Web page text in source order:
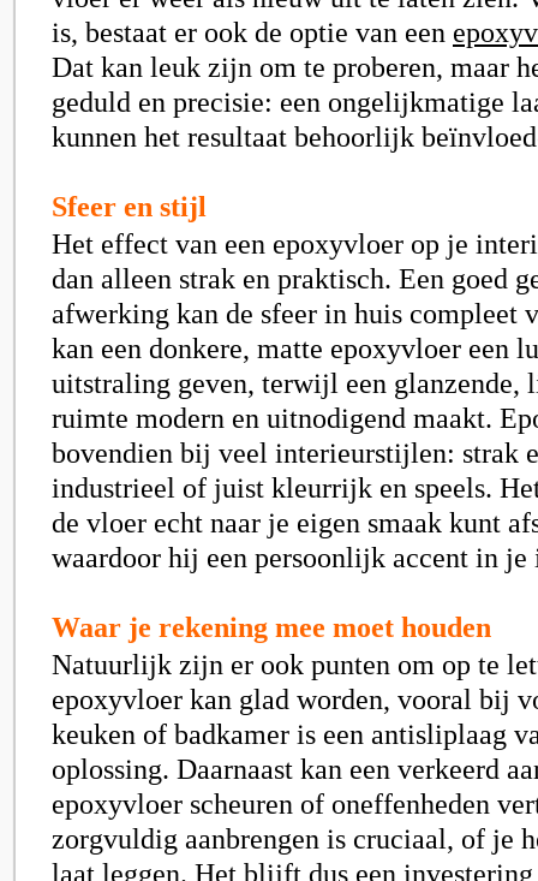
is, bestaat er ook de optie van een
Dat kan leuk zijn om te proberen, maar
geduld en precisie: een ongelijkmatige
kunnen het resultaat behoorlijk
Sfeer en stijl
Het effect van een epoxyvloer op je
dan alleen strak en praktisch. Een goed
afwerking kan de sfeer in huis compleet
kan een donkere, matte epoxyvloer een
uitstraling geven, terwijl een glanzende,
ruimte modern en uitnodigend maakt.
bovendien bij veel interieurstijlen: strak
industrieel of juist kleurrijk en speels.
de vloer echt naar je eigen smaak kunt
waardoor hij een persoonlijk accent in
Waar je rekening mee moet houden
Natuurlijk zijn er ook punten om op te
epoxyvloer kan glad worden, vooral bij
keuken of badkamer is een antisliplaag
oplossing. Daarnaast kan een verkeerd
epoxyvloer scheuren of oneffenheden
zorgvuldig aanbrengen is cruciaal, of je
laat leggen. Het blijft dus een